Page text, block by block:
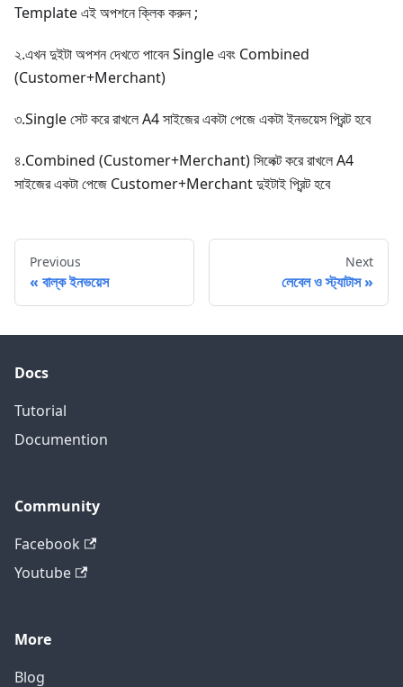
Template এই অপশনে ক্লিক করুন ;
২.এখন দুইটা অপশন দেখতে পাবেন Single এবং Combined
(Customer+Merchant)
৩.Single সেট করে রাখলে A4 সাইজের একটা পেজে একটা ইনভয়েস প্রিন্ট হবে
৪.Combined (Customer+Merchant) সিলেক্ট করে রাখলে A4
সাইজের একটা পেজে Customer+Merchant দুইটাই প্রিন্ট হবে
Previous
বাল্ক ইনভয়েস
Next
লেবেল ও স্ট্যাটাস
Docs
Tutorial
Documention
Community
Facebook
Youtube
More
Blog